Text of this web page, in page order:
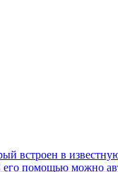
в
помощью можно